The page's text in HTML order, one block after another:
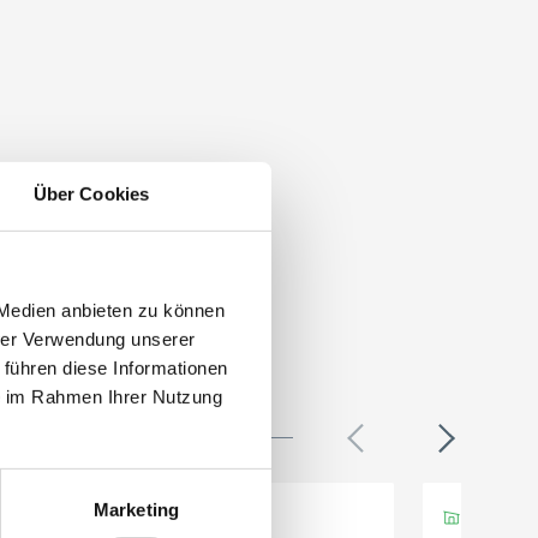
Über Cookies
anbieten zu können
Verwendung unserer
diese Informationen
Rahmen Ihrer Nutzung
Marketing